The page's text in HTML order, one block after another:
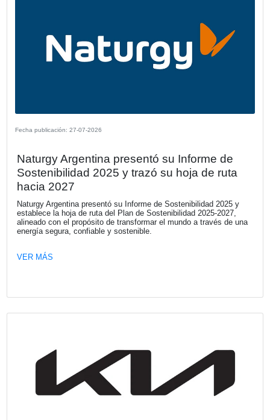
Solo 1 de cada 5 ejecutivos cuantifica
impacto financiero con relación a las
prácticas de sostenibilidad
Una nueva investigación de KPMG revela una
estrategia de sostenibilidad y la toma de decisiones
que pone en riesgo el valor de las empresas. El capital
retirado de aquellos negocios que no logran demostrar